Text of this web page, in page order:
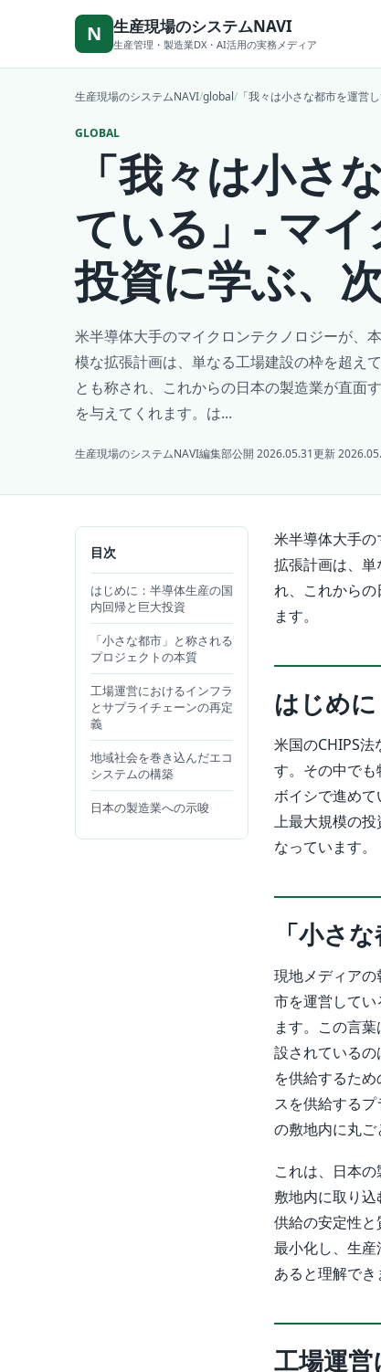
N 生産現場のシステムNAVI
生産管理・製造業DX・AI活用の実務メディア
生産現場のシステムNAVI/global/ 「我々は小さな都市を運営
GLOBAL
「我々は小さ
ている」- マ
投資に学ぶ、
米半導体大手のマイクロンテクノロジーが、
模な拡張計画は、単なる工場建設の枠を超え
とも称され、これからの日本の製造業が直面
を与えてくれます。は...
生産現場のシステムNAVI編集部公開 2026.05.31更新
目次
はじめに：半導体生産の国
内回帰と巨大投資
「小さな都市」と称される
プロジェクトの本質
工場運営におけるインフラ
とサプライチェーンの再定
義
地域社会を巻き込んだエコ
システムの構築
日本の製造業への示唆
米半導体大手
拡張計画は、
れ、これから
ます。
はじめ
米国のCHIPS
す。その中で
ボイシで進め
上最大規模の
なっています。
「小さ
現地メディア
市を運営して
ます。この言
設されている
を供給するた
スを供給する
の敷地内に丸ご
これは、日本
敷地内に取り
供給の安定性
最小化し、生
あると理解でき
工場運